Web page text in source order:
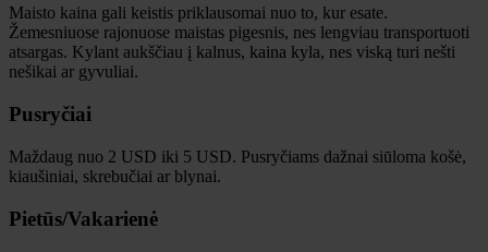
Maisto kaina gali keistis priklausomai nuo to, kur esate.
Žemesniuose rajonuose maistas pigesnis, nes lengviau transportuoti
atsargas. Kylant aukščiau į kalnus, kaina kyla, nes viską turi nešti
nešikai ar gyvuliai.
Pusryčiai
Maždaug nuo 2 USD iki 5 USD. Pusryčiams dažnai siūloma košė,
kiaušiniai, skrebučiai ar blynai.
Pietūs/Vakarienė